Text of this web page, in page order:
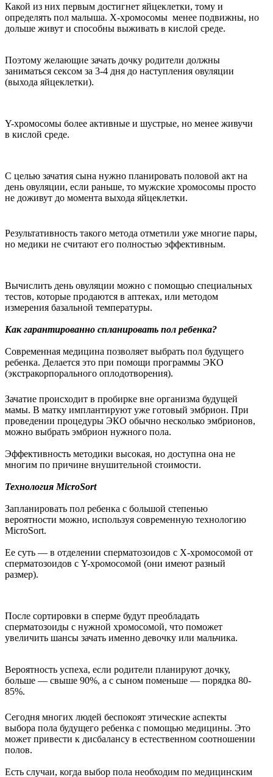
Какой из них первым достигнет яйцеклетки, тому и
определять пол малыша. Х-хромосомы менее подвижны, но
дольше живут и способны выживать в кислой среде.
Поэтому желающие зачать дочку родители должны
заниматься сексом за 3-4 дня до наступления овуляции
(выхода яйцеклетки).
Y-хромосомы более активные и шустрые, но менее живучи
в кислой среде.
С целью зачатия сына нужно планировать половой акт на
день овуляции, если раньше, то мужские хромосомы просто
не доживут до момента выхода яйцеклетки.
Результативность такого метода отметили уже многие пары,
но медики не считают его полностью эффективным.
Вычислить день овуляции можно с помощью специальных
тестов, которые продаются в аптеках, или методом
измерения базальной температуры.
Как гарантированно спланировать пол ребенка?
Современная медицина позволяет выбрать пол будущего
ребенка. Делается это при помощи программы ЭКО
(экстракорпорального оплодотворения).
Зачатие происходит в пробирке вне организма будущей
мамы. В матку имплантируют уже готовый эмбрион. При
проведении процедуры ЭКО обычно несколько эмбрионов,
можно выбрать эмбрион нужного пола.
Эффективность методики высокая, но доступна она не
многим по причине внушительной стоимости.
Технология MicroSort
Запланировать пол ребенка с большой степенью
вероятности можно, используя современную технологию
MicroSort.
Ее суть — в отделении сперматозоидов с Х-хромосомой от
сперматозоидов с Y-хромосомой (они имеют разный
размер).
После сортировки в сперме будут преобладать
сперматозоиды с нужной хромосомой, что поможет
увеличить шансы зачать именно девочку или мальчика.
Вероятность успеха, если родители планируют дочку,
больше — свыше 90%, а с сыном поменьше — порядка 80-
85%.
Сегодня многих людей беспокоят этические аспекты
выбора пола будущего ребенка с помощью медицины. Это
может привести к дисбалансу в естественном соотношении
полов.
Есть случаи, когда выбор пола необходим по медицинским